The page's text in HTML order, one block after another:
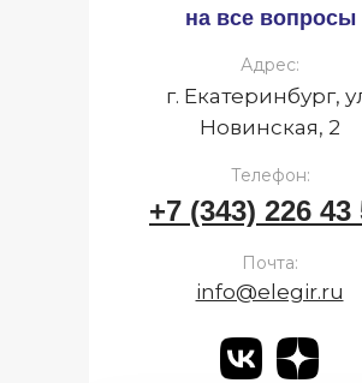
Адрес:
г. Екатеринбург,
Новинская, 2
Телефон:
+7 (343) 226 43
Почта:
info@elegir.ru
на все вопросы